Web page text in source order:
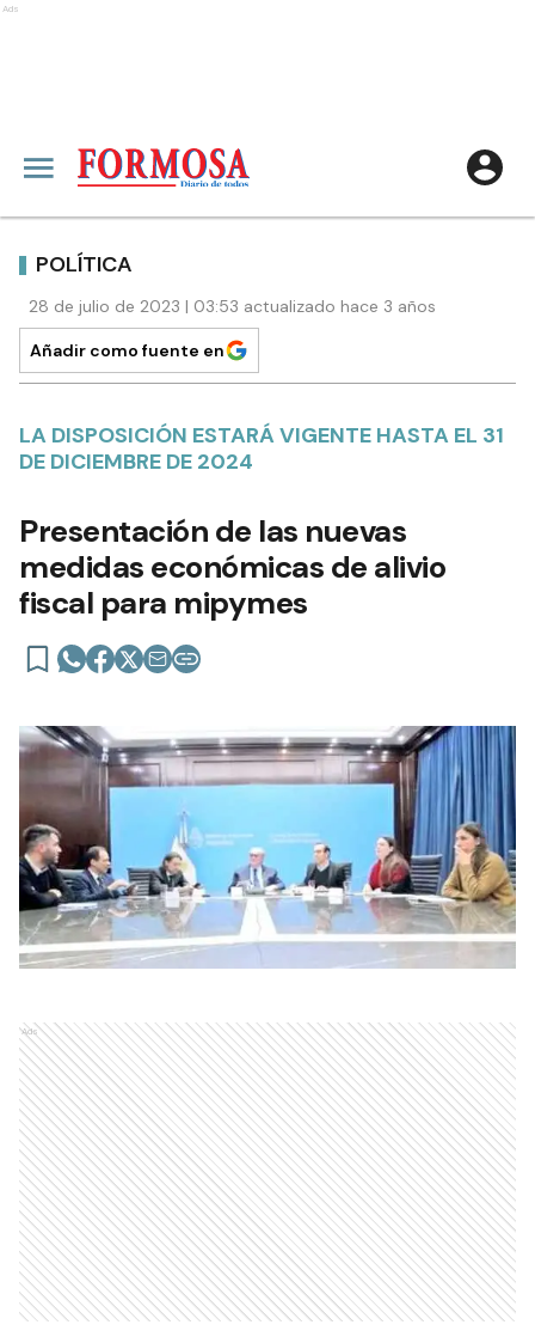
Ads
POLÍTICA
28 de julio de 2023 | 03:53 actualizado hace 3 años
Añadir como fuente en
LA DISPOSICIÓN ESTARÁ VIGENTE HASTA EL 31
DE DICIEMBRE DE 2024
Presentación de las nuevas
medidas económicas de alivio
fiscal para mipymes
Ads